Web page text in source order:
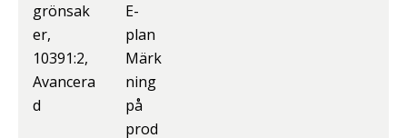
grönsak
er,
10391:2,
Avancera
d
E-
plan
Märk
ning
på
prod